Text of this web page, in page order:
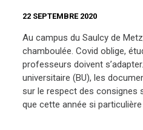
22 SEPTEMBRE 2020
Au campus du Saulcy de
chamboulée. Covid oblige,
professeurs doivent
universitaire (BU), les
sur le respect des consignes
que cette année si particulière